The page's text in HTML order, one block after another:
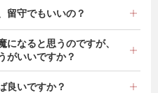
が、フィルターお掃除機能な
ンクリーニング1台約1時間
ります。
留守でもいいの？
前、作業完了後のご確認のお
になると思うのですが、
がいいですか？
ーなど、移動できるものは、
良いですか？